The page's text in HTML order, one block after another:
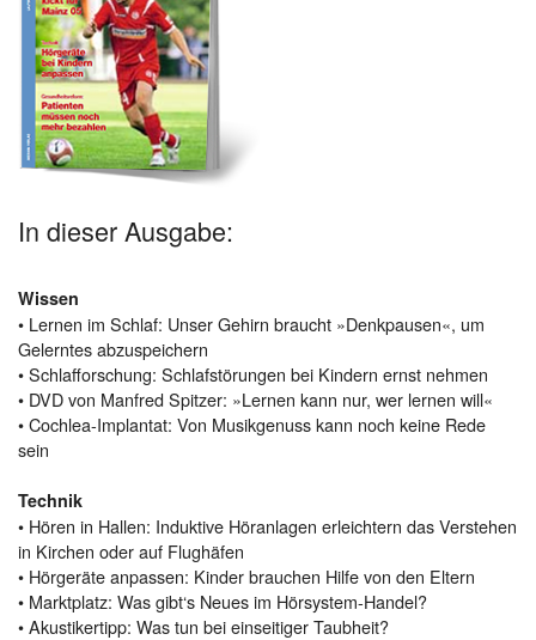
In dieser Ausgabe:
Wissen
• Lernen im Schlaf: Unser Gehirn braucht »Denkpausen«, um
Gelerntes abzuspeichern
• Schlafforschung: Schlafstörungen bei Kindern ernst nehmen
• DVD von Manfred Spitzer: »Lernen kann nur, wer lernen will«
• Cochlea-Implantat: Von Musikgenuss kann noch keine Rede
sein
Technik
• Hören in Hallen: Induktive Höranlagen erleichtern das Verstehen
in Kirchen oder auf Flughäfen
• Hörgeräte anpassen: Kinder brauchen Hilfe von den Eltern
• Marktplatz: Was gibt‘s Neues im Hörsystem-Handel?
• Akustikertipp: Was tun bei einseitiger Taubheit?